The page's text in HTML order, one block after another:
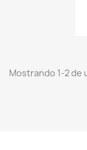
Mostrando 1-2 de